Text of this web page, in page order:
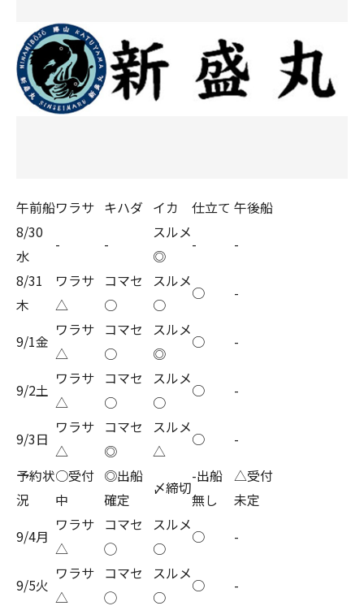
午前船ワラサ キハダ イカ 仕立て 午後船
8/30
水
- -
スルメ
◎
-
-
8/31
木
ワラサ
△
コマセ
○
スルメ
○
○ -
9/1金
ワラサ
△
コマセ
○
スルメ
◎
○ -
9/2土
ワラサ
△
コマセ
○
スルメ
○
○ -
9/3日
ワラサ
△
コマセ
◎
スルメ
△
○
-
予約状
況
○受付
中
◎出船
確定
〆締切
-出船
無し
△受付
未定
9/4月
ワラサ
△
コマセ
◯
スルメ
○
○ -
9/5火
ワラサ
△
コマセ
◯
スルメ
○
○ -